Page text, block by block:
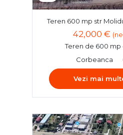
Teren 600 mp str
42,000 €
Teren de 600 mp
Corbeanca
Vezi mai